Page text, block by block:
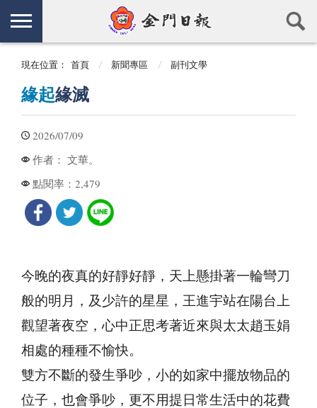
現在位置： 首頁 新聞專區 副刊文學
緣起緣滅
2026/07/09
作者： 文華。
點閱率： 2,479
今晚的夜真的好靜好靜，天上懸掛著一輪彎刀
般的明月，及少許的星星，王進宇站在陽台上
觀望著夜空，心中正思考著近來與太太趙玉娟
相處的種種不愉快。
雙方不斷的發生爭吵，小的如家中擺放物品的
位子，也會爭吵，更不用提日常生活中的花費